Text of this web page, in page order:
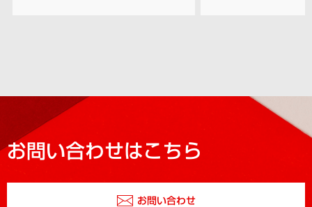
お問い合わせはこちら
お問い合わせ